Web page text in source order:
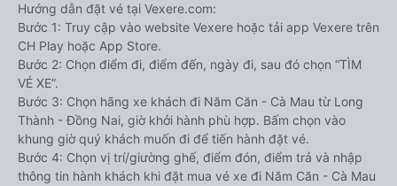
Hướng dẫn đặt vé tại Vexere.com:
Bước 1: Truy cập vào website Vexere hoặc tải app Vexere trên
CH Play hoặc App Store.
Bước 2: Chọn điểm đi, điểm đến, ngày đi, sau đó chọn “TÌM
VÉ XE”.
Bước 3: Chọn hãng xe khách đi Năm Căn - Cà Mau từ Long
Thành - Đồng Nai, giờ khởi hành phù hợp. Bấm chọn vào
khung giờ quý khách muốn đi để tiến hành đặt vé.
Bước 4: Chọn vị trí/giường ghế, điểm đón, điểm trả và nhập
thông tin hành khách khi đặt mua vé xe đi Năm Căn - Cà Mau